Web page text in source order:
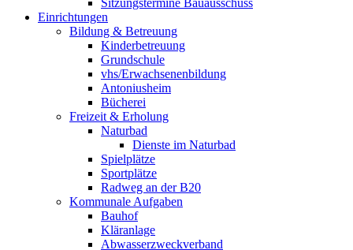
Sitzungstermine Bauausschuss
Einrichtungen
Bildung & Betreuung
Kinderbetreuung
Grundschule
vhs/Erwachsenenbildung
Antoniusheim
Bücherei
Freizeit & Erholung
Naturbad
Dienste im Naturbad
Spielplätze
Sportplätze
Radweg an der B20
Kommunale Aufgaben
Bauhof
Kläranlage
Abwasserzweckverband